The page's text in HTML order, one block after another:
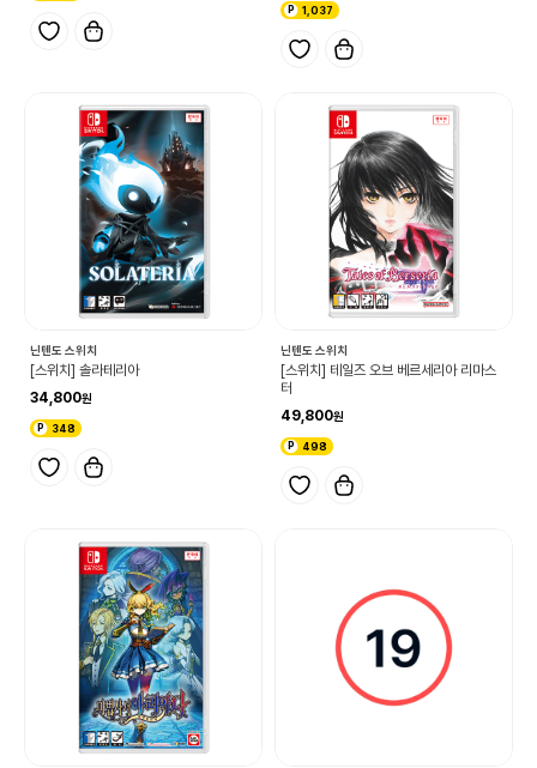
1,037
닌텐도 스위치
[스위치] 솔라테리아
34,800
348
닌텐도 스위치
[스위치] 테일즈 오브 베르세리아 리마스
터
49,800
498